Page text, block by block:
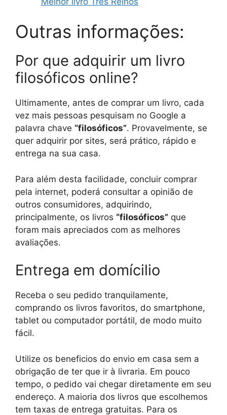
Outras informações:
Por que adquirir um livro
filosóficos online?
Ultimamente, antes de comprar um livro, cada
vez mais pessoas pesquisam no Google a
palavra chave “filosóficos”. Provavelmente, se
quer adquirir por sites, será prático, rápido e
entrega na sua casa.
Para além desta facilidade, concluir comprar
pela internet, poderá consultar a opinião de
outros consumidores, adquirindo,
principalmente, os livros “filosóficos” que
foram mais apreciados com as melhores
avaliações.
Entrega em domícilio
Receba o seu pedido tranquilamente,
comprando os livros favoritos, do smartphone,
tablet ou computador portátil, de modo muito
fácil.
Utilize os beneficios do envio em casa sem a
obrigação de ter que ir à livraria. Em pouco
tempo, o pedido vai chegar diretamente em seu
endereço. A maioria dos livros que escolhemos
tem taxas de entrega gratuitas. Para os